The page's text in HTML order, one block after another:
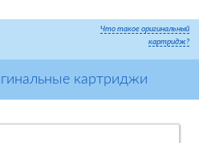
Что такое оригинальный
картридж?
картриджи